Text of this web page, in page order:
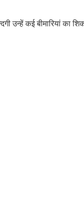
उन्हें कई बीमारियां का